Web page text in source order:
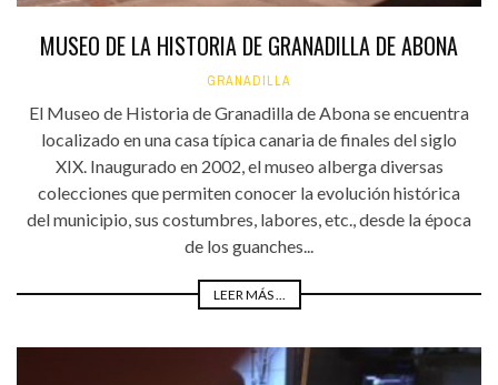
MUSEO DE LA HISTORIA DE GRANADILLA DE ABONA
GRANADILLA
El Museo de Historia de Granadilla de Abona se encuentra
localizado en una casa típica canaria de finales del siglo
XIX. Inaugurado en 2002, el museo alberga diversas
colecciones que permiten conocer la evolución histórica
del municipio, sus costumbres, labores, etc., desde la época
de los guanches...
LEER MÁS ...